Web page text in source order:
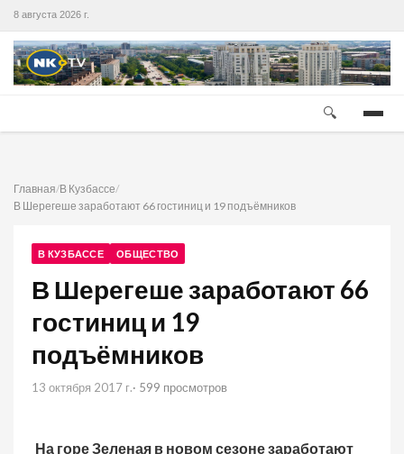
8 августа 2026 г.
🔍
Главная/В Кузбассе/
В Шерегеше заработают 66 гостиниц и 19 подъёмников
В КУЗБАССЕ ОБЩЕСТВО
В Шерегеше заработают 66
гостиниц и 19
подъёмников
13 октября 2017 г.· 599 просмотров
На горе Зеленая в новом сезоне заработают